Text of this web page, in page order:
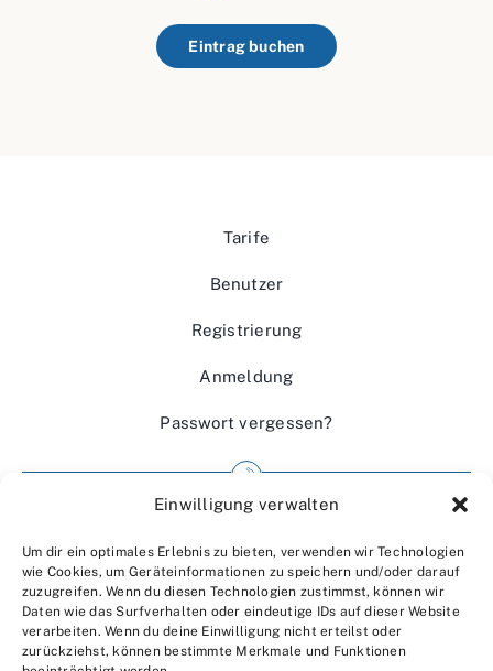
Einwilligung verwalten
Um dir ein optimales Erlebnis zu bieten, verwenden wir Technologien
wie Cookies, um Geräteinformationen zu speichern und/oder darauf
zuzugreifen. Wenn du diesen Technologien zustimmst, können wir
Daten wie das Surfverhalten oder eindeutige IDs auf dieser Website
verarbeiten. Wenn du deine Einwilligung nicht erteilst oder
zurückziehst, können bestimmte Merkmale und Funktionen
Eintrag buchen
Tarife
Benutzer
Registrierung
Anmeldung
Passwort vergessen?
Wir über uns
Kontakt
Datenschutzerklärung